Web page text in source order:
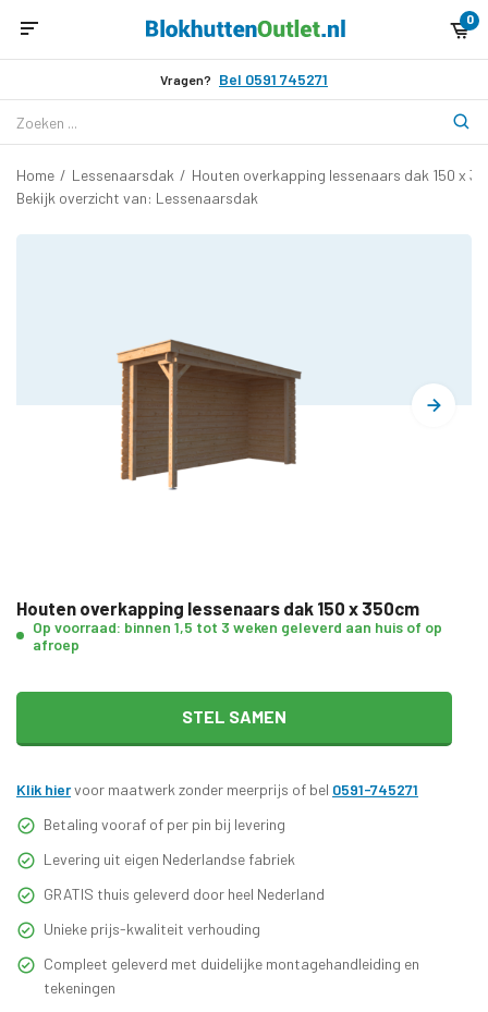
0
Vragen? Bel 0591 745271
Home / Lessenaarsdak / Houten overkapping lessenaars dak 150 x
Bekijk overzicht van: Lessenaarsdak
Houten overkapping lessenaars dak 150 x 350cm
Op voorraad: binnen 1,5 tot 3 weken geleverd aan huis of op
afroep
STEL SAMEN
Klik hiervoor maatwerk zonder meerprijs of bel 0591-745271
Betaling vooraf of per pin bij levering
Levering uit eigen Nederlandse fabriek
GRATIS thuis geleverd door heel Nederland
Unieke prijs-kwaliteit verhouding
Compleet geleverd met duidelijke montagehandleiding en
tekeningen